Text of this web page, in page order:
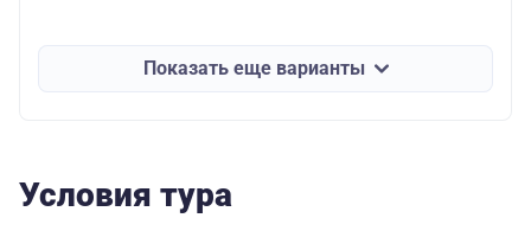
Показать еще варианты
Условия тура